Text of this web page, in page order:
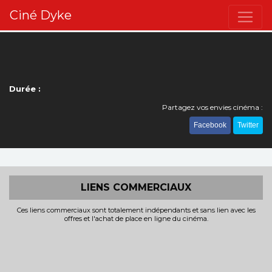
Ciné Dyke
Durée :
Partagez vos envies cinéma :
Facebook Twitter
LIENS COMMERCIAUX
Ces liens commerciaux sont totalement indépendants et sans lien avec les
offres et l'achat de place en ligne du cinéma.